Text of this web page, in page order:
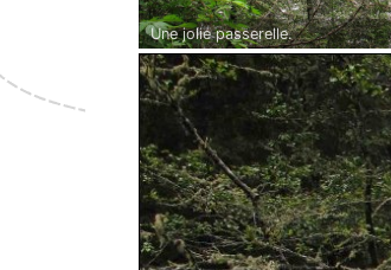
Une jolie passerelle.